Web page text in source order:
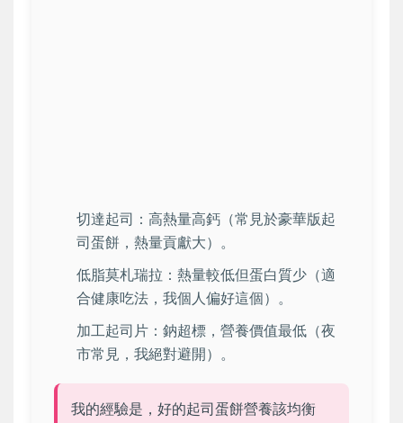
切達起司：高熱量高鈣（常見於豪華版起
司蛋餅，熱量貢獻大）。
低脂莫札瑞拉：熱量較低但蛋白質少（適
合健康吃法，我個人偏好這個）。
加工起司片：鈉超標，營養價值最低（夜
市常見，我絕對避開）。
我的經驗是，好的起司蛋餅營養該均衡